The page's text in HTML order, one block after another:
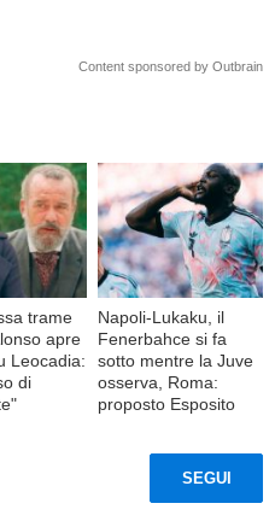
Content sponsored by Outbrain
trame
apre
Leocadia:
di
Napoli-Lukaku, il
Fenerbahce si fa
sotto mentre la Juve
osserva, Roma:
proposto Esposito
SEGUI